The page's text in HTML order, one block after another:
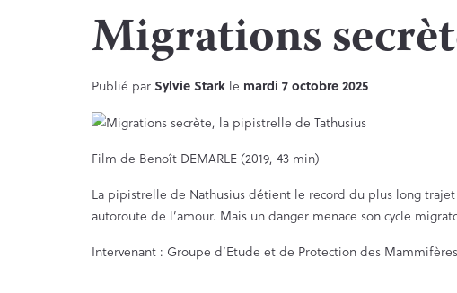
Migrations
Publié parSylvie Stark le mardi 7 octobre 2025
Film de Benoît DEMARLE (2019, 43 min)
La pipistrelle de Nathusius détient le record du plus long
autoroute de l’amour. Mais un danger menace son cycle
Intervenant : Groupe d’Etude et de Protection des Mammifères